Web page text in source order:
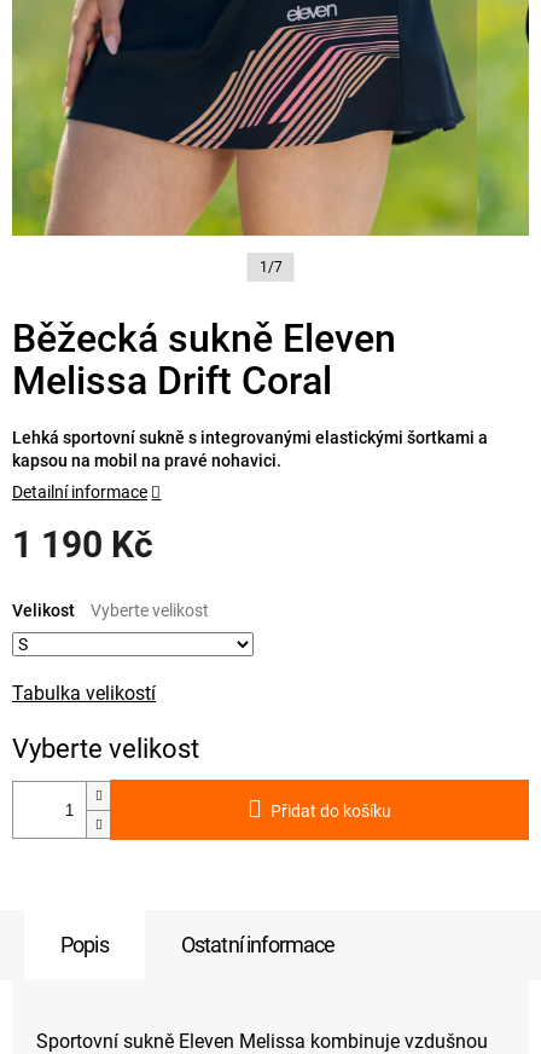
1/7
Běžecká sukně Eleven
Melissa Drift Coral
1 190 Kč
cena:
Tabulka velikostí
Velikost
Přidat do košíku
Lehká sportovní sukně s integrovanými elastickými šortkami a
kapsou na mobil na pravé nohavici.
Detailní informace
Popis Ostatní informace
Sportovní sukně Eleven Melissa kombinuje vzdušnou